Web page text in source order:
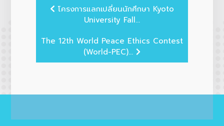
โครงการแลกเปลี่ยนนักศึกษา Kyoto
University Fall...
The 12th World Peace Ethics Contest
(World-PEC)...